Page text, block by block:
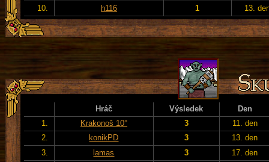
10.
h116 1 13.
Hráč Výsledek
Den
1.
Krakonoš 10° 3
11. den
2.
konikPD 3
13. den
3.
lamas 3
17. den